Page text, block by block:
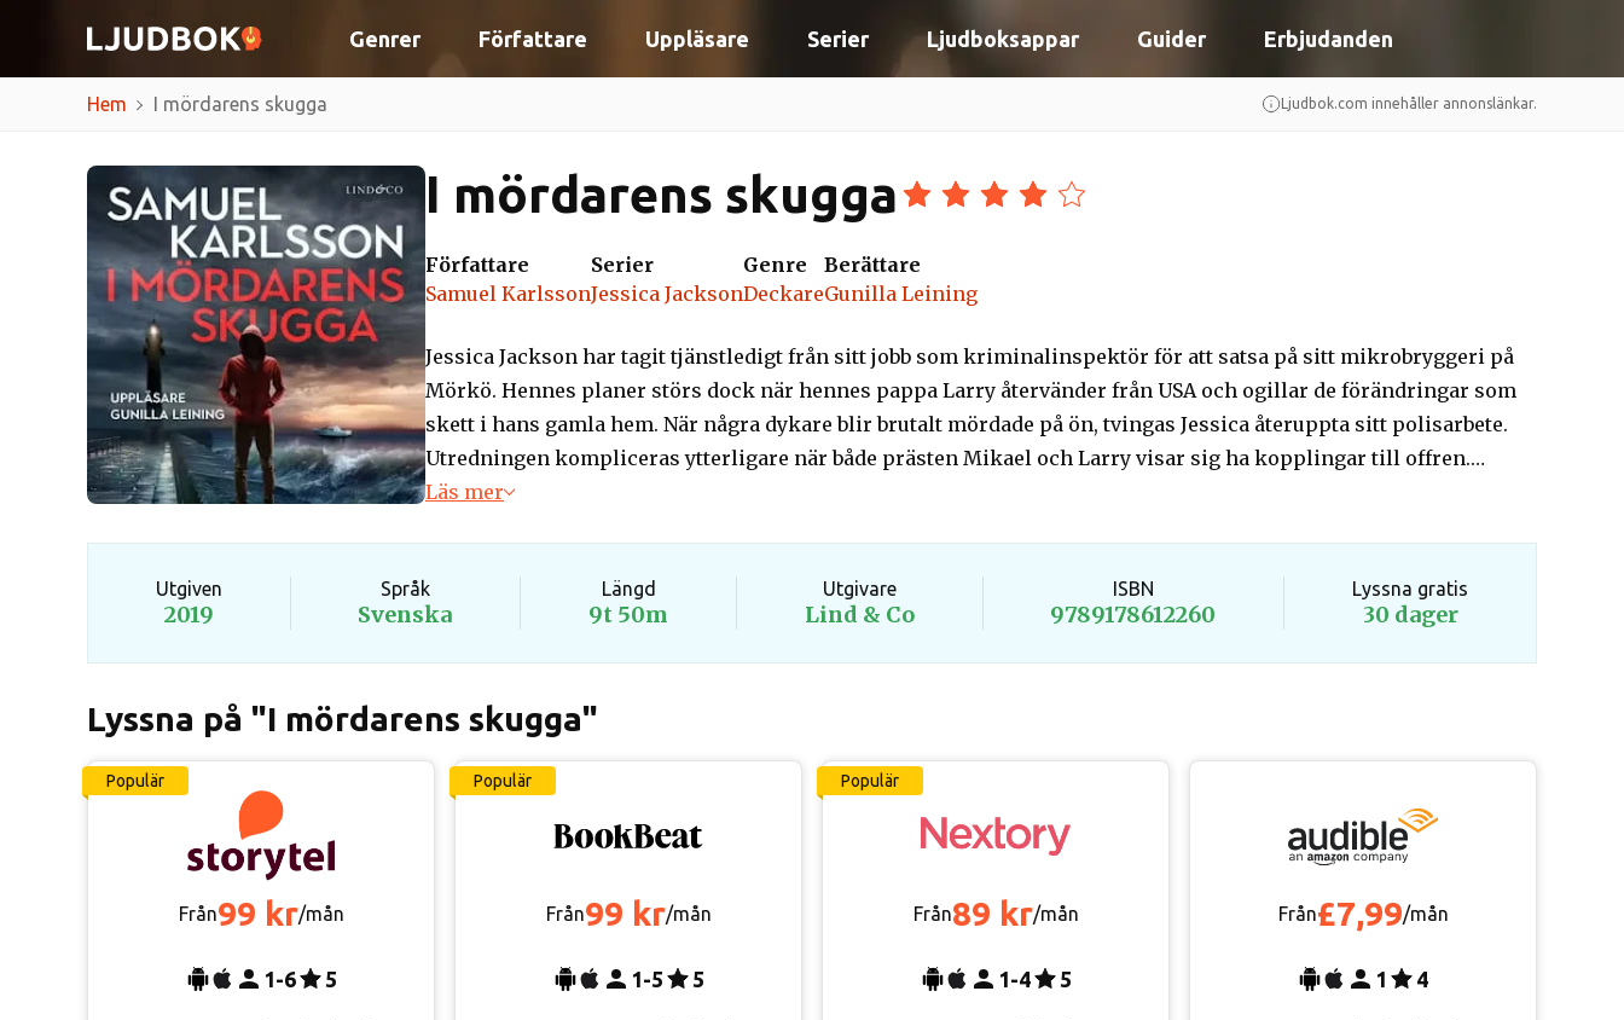
Genrer Författare Uppläsare Serier Ljudboksappar Guider Erbjudanden
Hem I mördarens skugga Ljudbok.com innehåller annonslänkar.
I mördarens skugga
Författare
Samuel Karlsson
Serier
Jessica Jackson
Genre
Deckare
Berättare
Gunilla Leining
Jessica Jackson har tagit tjänstledigt från sitt jobb som kriminalinspektör för att satsa på sitt mikrobryggeri på
Mörkö. Hennes planer störs dock när hennes pappa Larry återvänder från USA och ogillar de förändringar som
skett i hans gamla hem. När några dykare blir brutalt mördade på ön, tvingas Jessica återuppta sitt polisarbete.
Utredningen kompliceras ytterligare när både prästen Mikael och Larry visar sig ha kopplingar till offren.
Jessica vet att Mikael är oskyldig men kan inte avslöja deras hemliga förhållande utan att sätta honom i fara. Ju
Läs mer
Utgiven
2019
Språk
Svenska
Längd
9t 50m
Utgivare
Lind & Co
ISBN
9789178612260
Lyssna gratis
30 dager
Lyssna på "I mördarens skugga"
Populär
Från99 kr/mån
1-6 5
Populär
Från99 kr/mån
1-5 5
Populär
Från89 kr/mån
1-4 5
Från£7,99/mån
1 4